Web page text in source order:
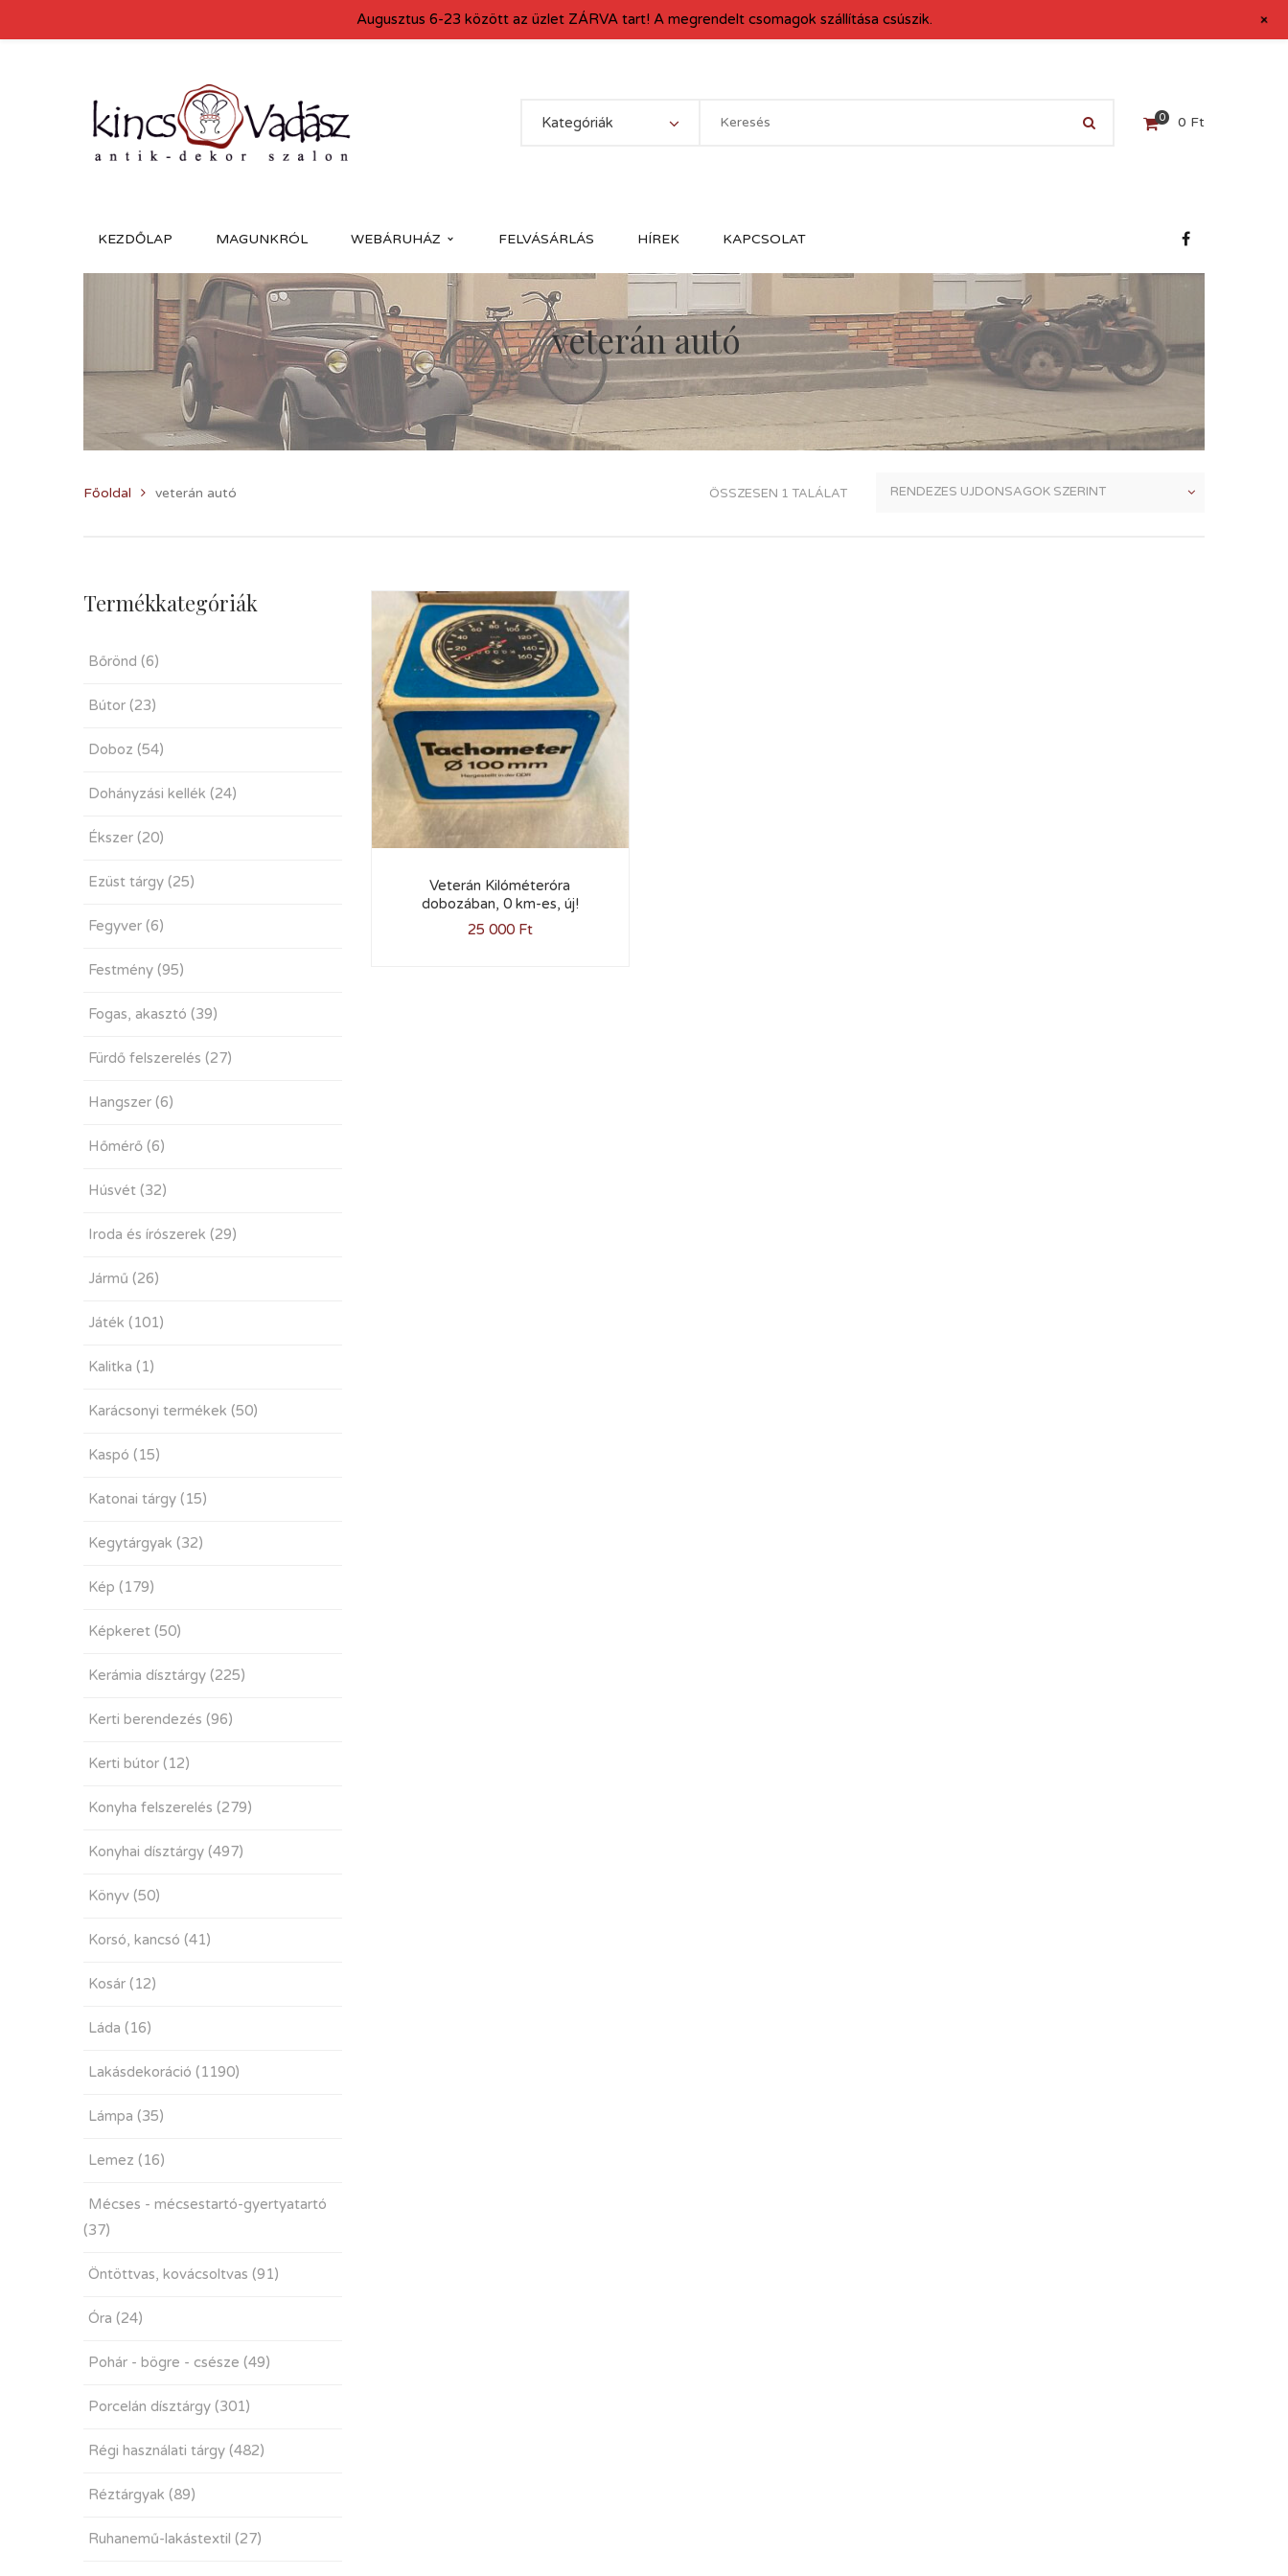
Kategóriák 0 0 Ft
KEZDŐLAP MAGUNKRÓL WEBÁRUHÁZ FELVÁSÁRLÁS HÍREK KAPCSOLAT
veterán autó
Főoldal veterán autó ÖSSZESEN 1 TALÁLAT
Termékkategóriák
Bőrönd (6)
Bútor (23)
Doboz (54)
Dohányzási kellék (24)
Ékszer (20)
Ezüst tárgy (25)
Fegyver (6)
Festmény (95)
Fogas, akasztó (39)
Fürdő felszerelés (27)
Hangszer (6)
Hőmérő (6)
Húsvét (32)
Iroda és írószerek (29)
Jármű (26)
Játék (101)
Kalitka (1)
Karácsonyi termékek (50)
Kaspó (15)
Katonai tárgy (15)
Kegytárgyak (32)
Kép (179)
Képkeret (50)
Kerámia dísztárgy (225)
Kerti berendezés (96)
Kerti bútor (12)
Konyha felszerelés (279)
Konyhai dísztárgy (497)
Könyv (50)
Korsó, kancsó (41)
Kosár (12)
Láda (16)
Lakásdekoráció (1190)
Lámpa (35)
Lemez (16)
Mécses - mécsestartó-gyertyatartó
(37)
Öntöttvas, kovácsoltvas (91)
Óra (24)
Pohár - bögre - csésze (49)
Porcelán dísztárgy (301)
Régi használati tárgy (482)
Réztárgyak (89)
Ruhanemű-lakástextil (27)
Veterán Kilóméteróra
dobozában, 0 km-es, új!
25 000 Ft
Augusztus 6-23 között az üzlet ZÁRVA tart! A megrendelt csomagok szállítása csúszik. +